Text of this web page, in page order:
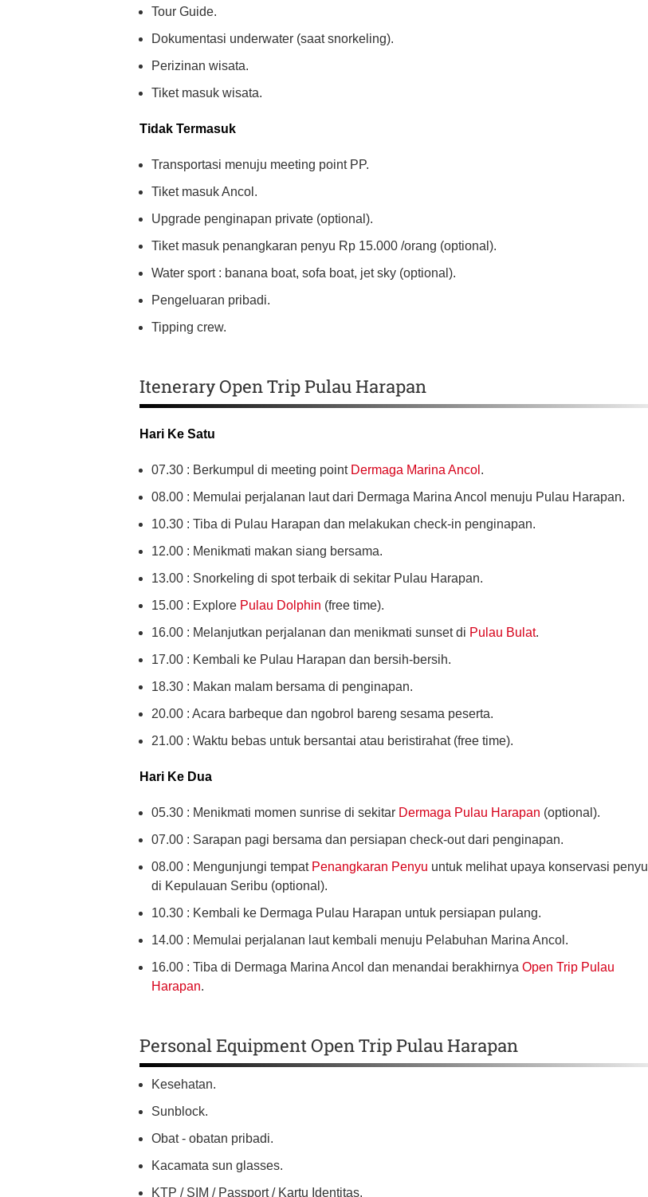
Tour Guide.
Dokumentasi underwater (saat snorkeling).
Perizinan wisata.
Tiket masuk wisata.
Tidak Termasuk
Transportasi menuju meeting point PP.
Tiket masuk Ancol.
Upgrade penginapan private (optional).
Tiket masuk penangkaran penyu Rp 15.000 /orang (optional).
Water sport : banana boat, sofa boat, jet sky (optional).
Pengeluaran pribadi.
Tipping crew.
Itenerary Open Trip Pulau Harapan
Hari Ke Satu
07.30 : Berkumpul di meeting point Dermaga Marina Ancol .
08.00 : Memulai perjalanan laut dari Dermaga Marina Ancol menuju Pulau Harapan.
10.30 : Tiba di Pulau Harapan dan melakukan check-in penginapan.
12.00 : Menikmati makan siang bersama.
13.00 : Snorkeling di spot terbaik di sekitar Pulau Harapan.
15.00 : Explore Pulau Dolphin (free time).
16.00 : Melanjutkan perjalanan dan menikmati sunset di Pulau Bulat.
17.00 : Kembali ke Pulau Harapan dan bersih-bersih.
18.30 : Makan malam bersama di penginapan.
20.00 : Acara barbeque dan ngobrol bareng sesama peserta.
21.00 : Waktu bebas untuk bersantai atau beristirahat (free time).
Hari Ke Dua
05.30 : Menikmati momen sunrise di sekitar Dermaga Pulau Harapan (optional).
07.00 : Sarapan pagi bersama dan persiapan check-out dari penginapan.
08.00 : Mengunjungi tempat Penangkaran Penyu untuk melihat upaya konservasi penyu
di Kepulauan Seribu (optional).
10.30 : Kembali ke Dermaga Pulau Harapan untuk persiapan pulang.
14.00 : Memulai perjalanan laut kembali menuju Pelabuhan Marina Ancol.
16.00 : Tiba di Dermaga Marina Ancol dan menandai berakhirnya Open Trip Pulau
Harapan.
Personal Equipment Open Trip Pulau Harapan
Kesehatan.
Sunblock.
Obat - obatan pribadi.
Kacamata sun glasses.
KTP / SIM / Passport / Kartu Identitas.